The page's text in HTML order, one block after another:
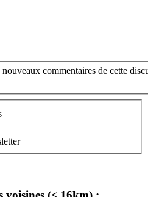
commentaires de cette